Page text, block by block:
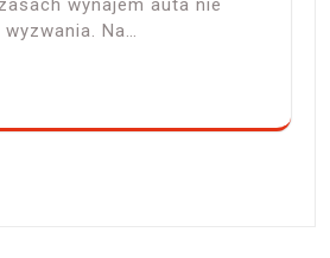
wynajem auta nie
Na…